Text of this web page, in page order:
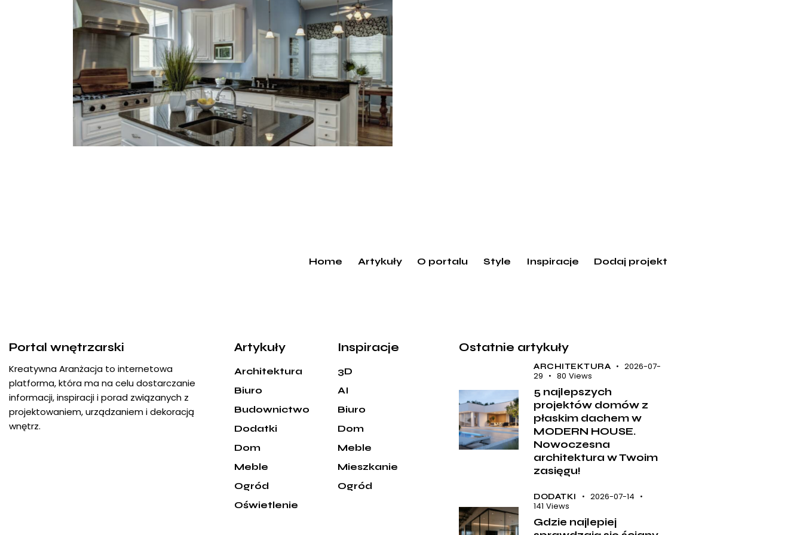
Home Artykuły O portalu Style Inspiracje Dodaj projekt
Portal wnętrzarski
Kreatywna Aranżacja to internetowa
platforma, która ma na celu dostarczanie
informacji, inspiracji i porad związanych z
projektowaniem, urządzaniem i dekoracją
wnętrz.
Artykuły
Architektura
Biuro
Budownictwo
Dodatki
Dom
Meble
Ogród
Oświetlenie
Inspiracje
3D
AI
Biuro
Dom
Meble
Mieszkanie
Ogród
Ostatnie artykuły
ARCHITEKTURA
2026-07-
29
80 Views
5 najlepszych
projektów domów z
płaskim dachem w
MODERN HOUSE.
Nowoczesna
architektura w Twoim
zasięgu!
DODATKI
2026-07-14
141 Views
Gdzie najlepiej